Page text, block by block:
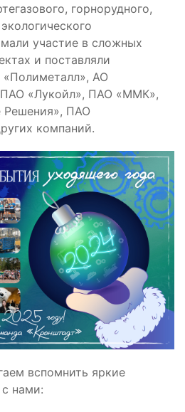
горнорудного,
участие в сложных
и поставляли
АО
ПАО «Лукойл», ПАО «ММК»,
Решения», ПАО
компаний.
вспомнить яркие
нами: